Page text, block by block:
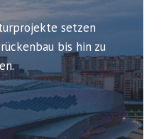
setzen
bis hin zu